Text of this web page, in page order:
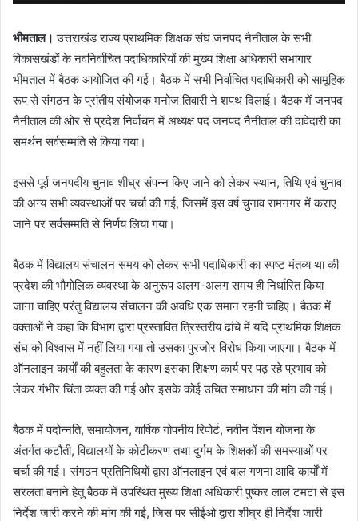
भीमताल। उत्तराखंड राज्य प्राथमिक शिक्षक संघ जनपद नैनीताल के सभी
विकासखंडों के नवनिर्वाचित पदाधिकारियों की मुख्य शिक्षा अधिकारी सभागार
भीमताल में बैठक आयोजित की गई। बैठक में सभी निर्वाचित पदाधिकारी को सामूहिक
रूप से संगठन के प्रांतीय संयोजक मनोज तिवारी ने शपथ दिलाई। बैठक में जनपद
नैनीताल की ओर से प्रदेश निर्वाचन में अध्यक्ष पद जनपद नैनीताल की दावेदारी का
समर्थन सर्वसम्मति से किया गया।
इससे पूर्व जनपदीय चुनाव शीघ्र संपन्न किए जाने को लेकर स्थान, तिथि एवं चुनाव
की अन्य सभी व्यवस्थाओं पर चर्चा की गई, जिसमें इस वर्ष चुनाव रामनगर में कराए
जाने पर सर्वसम्मति से निर्णय लिया गया।
बैठक में विद्यालय संचालन समय को लेकर सभी पदाधिकारी का स्पष्ट मंतव्य था की
प्रदेश की भौगोलिक व्यवस्था के अनुरूप अलग-अलग समय ही निर्धारित किया
जाना चाहिए परंतु विद्यालय संचालन की अवधि एक समान रहनी चाहिए। बैठक में
वक्ताओं ने कहा कि विभाग द्वारा प्रस्तावित त्रिस्तरीय ढांचे में यदि प्राथमिक शिक्षक
संघ को विश्वास में नहीं लिया गया तो उसका पुरजोर विरोध किया जाएगा। बैठक में
ऑनलाइन कार्यों की बहुलता के कारण इसका शिक्षण कार्य पर पढ़ रहे प्रभाव को
लेकर गंभीर चिंता व्यक्त की गई और इसके कोई उचित समाधान की मांग की गई।
बैठक में पदोन्नति, समायोजन, वार्षिक गोपनीय रिपोर्ट, नवीन पेंशन योजना के
अंतर्गत कटौती, विद्यालयों के कोटीकरण तथा दुर्गम के शिक्षकों की समस्याओं पर
चर्चा की गई। संगठन प्रतिनिधियों द्वारा ऑनलाइन एवं बाल गणना आदि कार्यों में
सरलता बनाने हेतु बैठक में उपस्थित मुख्य शिक्षा अधिकारी पुष्कर लाल टमटा से इस
निर्देश जारी करने की मांग की गई, जिस पर सीईओ द्वारा शीघ्र ही निर्देश जारी